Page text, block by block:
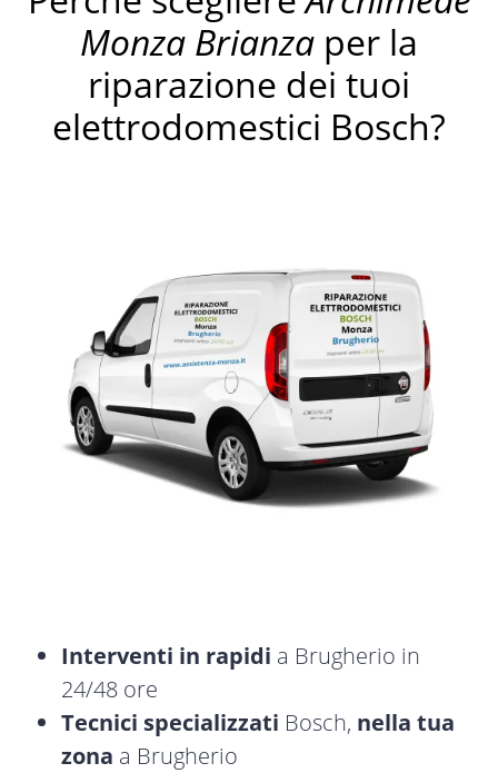
Monza Brianza per la
riparazione dei tuoi
elettrodomestici Bosch?
Interventi in rapidi a Brugherio in
24/48 ore
Tecnici specializzati Bosch, nella tua
zona a Brugherio